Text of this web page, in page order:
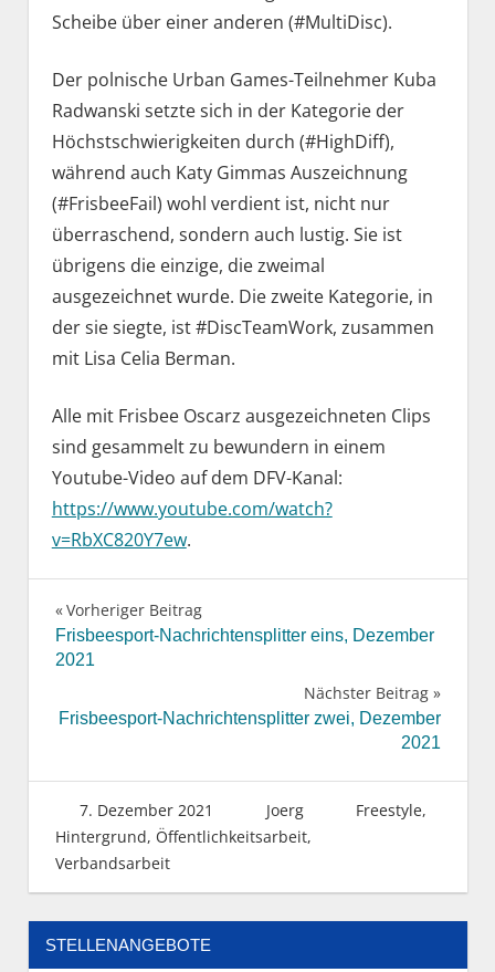
Scheibe über einer anderen (#MultiDisc).
Der polnische Urban Games-Teilnehmer Kuba
Radwanski setzte sich in der Kategorie der
Höchstschwierigkeiten durch (#HighDiff),
während auch Katy Gimmas Auszeichnung
(#FrisbeeFail) wohl verdient ist, nicht nur
überraschend, sondern auch lustig. Sie ist
übrigens die einzige, die zweimal
ausgezeichnet wurde. Die zweite Kategorie, in
der sie siegte, ist #DiscTeamWork, zusammen
mit Lisa Celia Berman.
Alle mit Frisbee Oscarz ausgezeichneten Clips
sind gesammelt zu bewundern in einem
Youtube-Video auf dem DFV-Kanal:
https://www.youtube.com/watch?
v=RbXC820Y7ew.
Beitragsnavigation
Vorheriger Beitrag
Frisbeesport-Nachrichtensplitter eins, Dezember
2021
Nächster Beitrag
Frisbeesport-Nachrichtensplitter zwei, Dezember
2021
7. Dezember 2021 Joerg Freestyle,
Hintergrund, Öffentlichkeitsarbeit,
Verbandsarbeit
STELLENANGEBOTE